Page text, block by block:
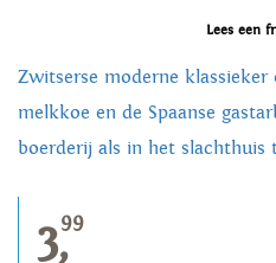
Lees een
Zwitserse moderne klassieker
melkkoe en de Spaanse
boerderij als in het slachthuis
3,99